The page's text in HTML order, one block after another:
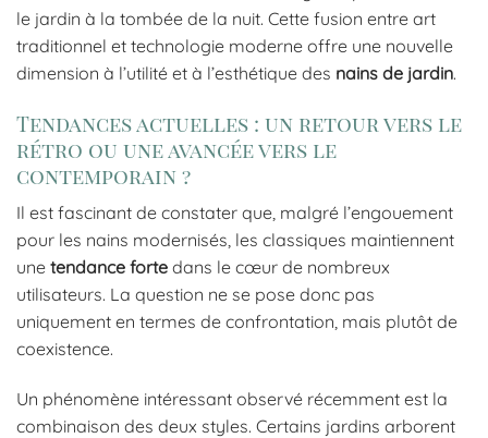
le jardin à la tombée de la nuit. Cette fusion entre art
traditionnel et technologie moderne offre une nouvelle
dimension à l’utilité et à l’esthétique des nains de jardin.
Tendances actuelles : un retour vers le
rétro ou une avancée vers le
contemporain ?
Il est fascinant de constater que, malgré l’engouement
pour les nains modernisés, les classiques maintiennent
une tendance forte dans le cœur de nombreux
utilisateurs. La question ne se pose donc pas
uniquement en termes de confrontation, mais plutôt de
coexistence.
Un phénomène intéressant observé récemment est la
combinaison des deux styles. Certains jardins arborent